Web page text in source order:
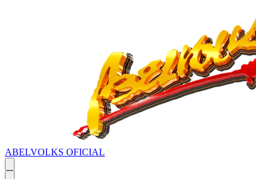
ABELVOLKS OFICIAL